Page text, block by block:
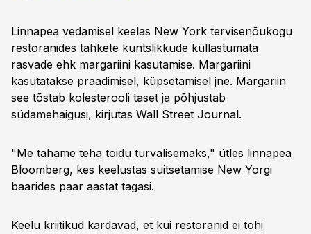
Linnapea vedamisel keelas New York tervisenõukogu
restoranides tahkete kuntslikkude küllastumata
rasvade ehk margariini kasutamise. Margariini
kasutatakse praadimisel, küpsetamisel jne. Margariin
see tõstab kolesterooli taset ja põhjustab
südamehaigusi, kirjutas Wall Street Journal.
"Me tahame teha toidu turvalisemaks," ütles linnapea
Bloomberg, kes keelustas suitsetamise New Yorgi
baarides paar aastat tagasi.
Keelu kriitikud kardavad, et kui restoranid ei tohi